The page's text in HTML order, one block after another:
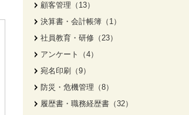
顧客管理（13）
決算書・会計帳簿（1）
社員教育・研修（23）
アンケート（4）
宛名印刷（9）
防災・危機管理（8）
履歴書・職務経歴書（32）